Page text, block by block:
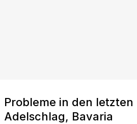
Probleme in den
Adelschlag, Bavaria